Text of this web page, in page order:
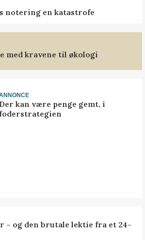
notering en katastrofe
med kravene til økologi
Der kan være penge gemt, i
foderstrategien
– og den brutale lektie fra et 24-